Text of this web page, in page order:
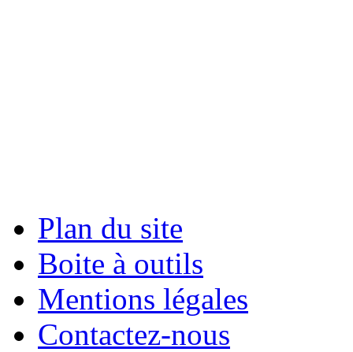
Plan du site
Boite à outils
Mentions légales
Contactez-nous